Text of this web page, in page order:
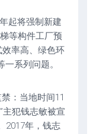
起将强制新建
等构件工厂预
效率高、绿色环
系列问题。
：当地时间11
主犯钱志敏被宣
2017年，钱志